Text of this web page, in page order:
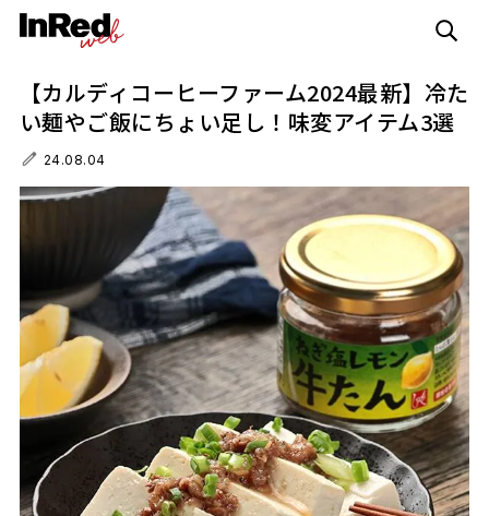
【カルディコーヒーファーム2024最新】冷た
い麺やご飯にちょい足し！味変アイテム3選
24.08.04